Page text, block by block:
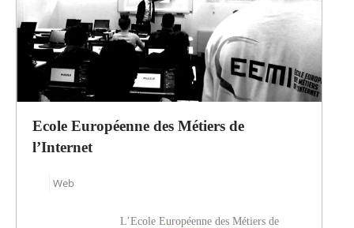
Ecole Européenne des Métiers de
l’Internet
Web
L’Ecole Européenne des Métiers de